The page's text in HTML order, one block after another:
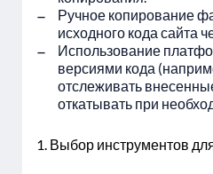
Ручное копирование
исходного кода сайта
Использование
версиями кода
отслеживать
откатывать при
Выбор инструментов